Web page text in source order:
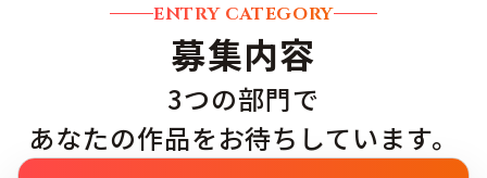
ENTRY CATEGORY
募集内容
3つの部門で
あなたの作品をお待ちしています。